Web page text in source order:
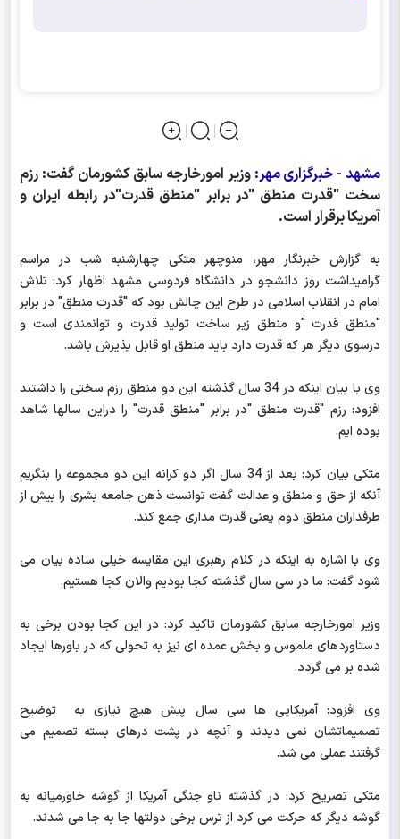
مشهد - خبرگزاری مهر: وزیر امورخارجه سابق کشورمان گفت: رزم
سخت "قدرت منطق "در برابر "منطق قدرت"در رابطه ایران و
آمریکا برقرار است.
به گزارش خبرنگار مهر، منوچهر متکی چهارشنبه شب در مراسم
گرامیداشت روز دانشجو در دانشگاه فردوسی مشهد اظهار کرد: تلاش
امام در انقلاب اسلامی در طرح این چالش بود که "قدرت منطق" در برابر
"منطق قدرت "و منطق زیر ساخت تولید قدرت و توانمندی است و
درسوی دیگر هر که قدرت دارد باید منطق او قابل پذیرش باشد.
وی با بیان اینکه در 34 سال گذشته این دو منطق رزم سختی را داشتند
افزود: رزم "قدرت منطق "در برابر "منطق قدرت" را دراین سالها شاهد
بوده ایم.
متکی بیان کرد: بعد از 34 سال اگر دو کرانه این دو مجموعه را بنگریم
آنکه از حق و منطق و عدالت گفت توانست ذهن جامعه بشری را بیش از
طرفداران منطق دوم یعنی قدرت مداری جمع کند.
وی با اشاره به اینکه در کلام رهبری این مقایسه خیلی ساده بیان می
شود گفت: ما در سی سال گذشته کجا بودیم والان کجا هستیم.
وزیر امورخارجه سابق کشورمان تاکید کرد: در این کجا بودن برخی به
دستاوردهای ملموس و بخش عمده ای نیز به تحولی که در باورها ایجاد
شده بر می گردد.
وی افزود: آمریکایی ها سی سال پیش هیچ نیازی به توضیح
تصمیماتشان نمی دیدند و آنچه در پشت درهای بسته تصمیم می
گرفتند عملی می شد.
متکی تصریح کرد: در گذشته ناو جنگی آمریکا از گوشه خاورمیانه به
گوشه دیگر که حرکت می کرد از ترس برخی دولتها جا به جا می شدند.